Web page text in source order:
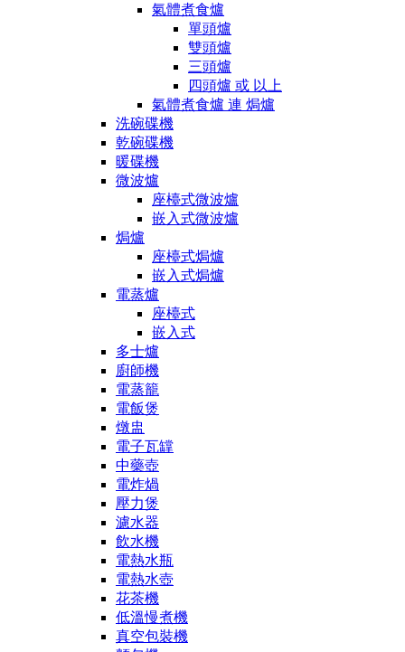
氣體煮食爐
單頭爐
雙頭爐
三頭爐
四頭爐 或 以上
氣體煮食爐 連 焗爐
洗碗碟機
乾碗碟機
暖碟機
微波爐
座檯式微波爐
嵌入式微波爐
焗爐
座檯式焗爐
嵌入式焗爐
電蒸爐
座檯式
嵌入式
多士爐
廚師機
電蒸籠
電飯煲
燉盅
電子瓦罉
中藥壺
電炸煱
壓力煲
濾水器
飲水機
電熱水瓶
電熱水壺
花茶機
低溫慢煮機
真空包裝機